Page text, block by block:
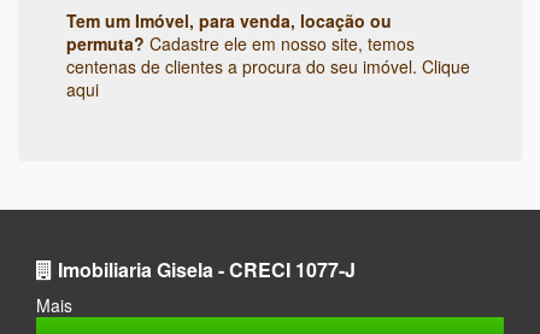
Tem um Imóvel, para venda, locação ou
permuta? Cadastre ele em nosso site, temos
centenas de clientes a procura do seu imóvel. Clique
aqui
Imobiliaria Gisela - CRECI 1077-J
Mais